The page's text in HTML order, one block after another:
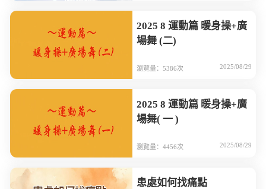
2025 8 運動篇 暖身操+廣
場舞 (二)
瀏覽量：5386次 2025/08/29
2025 8 運動篇 暖身操+廣
場舞( 一 )
瀏覽量：4456次 2025/08/29
患處如何找痛點